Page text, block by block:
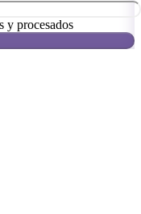
y procesados